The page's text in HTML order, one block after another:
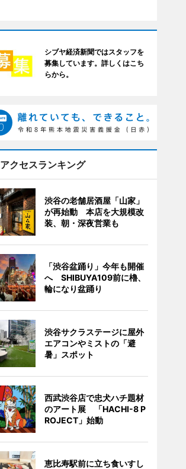
シブヤ経済新聞ではスタッフを
募集しています。詳しくはこち
らから。
アクセスランキング
渋谷の老舗居酒屋「山家」
が再始動 本店を大規模改
装、朝・深夜営業も
「渋谷盆踊り」今年も開催
へ SHIBUYA109前に櫓、
輪になり盆踊り
渋谷サクラステージに屋外
エアコンやミストの「避
暑」スポット
西武渋谷店で忠犬ハチ題材
のアート展 「HACHI-8 P
ROJECT」始動
恵比寿駅前に立ち食いすし